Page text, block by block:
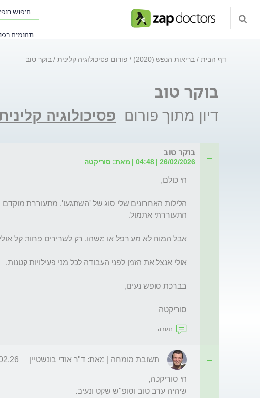
חיפוש
תחומים
דף הבית בריאות הנפש (2020) פורום פסיכולוגיה קלינית בוקר טוב
בוקר טוב
דיון מתוך פורום פסיכולוגיה
בוקר טוב
26/02/2026 | 04:48 | מאת: סוריקטה
סוריקטה
תגובה
תשובת מומחה | מאת: ד"ר אודי בונשטיין | 22:12